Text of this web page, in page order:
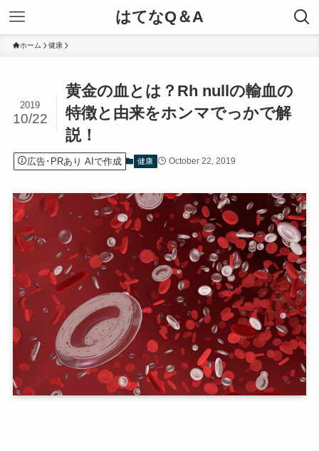
はてなQ＆A
ホーム 健康
黄金の血とは？Rh nullの輸血の
特徴と由来をホンマでっかで解
説！
2019
10/22
広告･PRあり AIで作成 健康 October 22, 2019